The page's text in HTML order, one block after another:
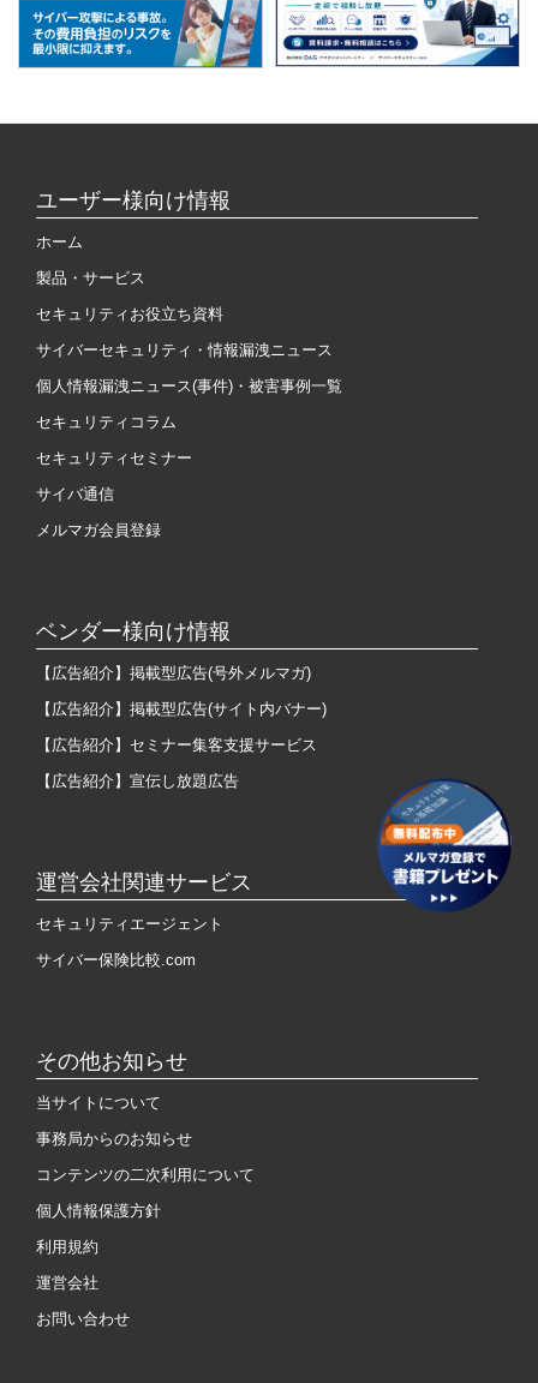
ユーザー様向け情報
ホーム
製品・サービス
セキュリティお役立ち資料
サイバーセキュリティ・情報漏洩ニュース
個人情報漏洩ニュース(事件)・被害事例一覧
セキュリティコラム
セキュリティセミナー
サイバ通信
メルマガ会員登録
ベンダー様向け情報
【広告紹介】掲載型広告(号外メルマガ)
【広告紹介】掲載型広告(サイト内バナー)
【広告紹介】セミナー集客支援サービス
【広告紹介】宣伝し放題広告
運営会社関連サービス
セキュリティエージェント
サイバー保険比較.com
その他お知らせ
当サイトについて
事務局からのお知らせ
コンテンツの二次利用について
個人情報保護方針
利用規約
運営会社
お問い合わせ